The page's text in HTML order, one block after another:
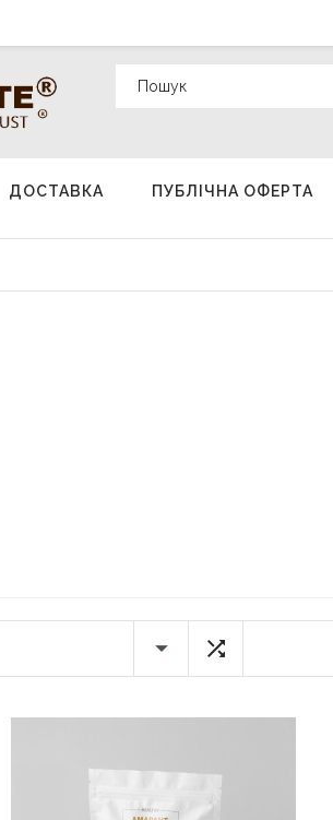
ДОСТАВКА ПУБЛІЧНА ОФЕРТА